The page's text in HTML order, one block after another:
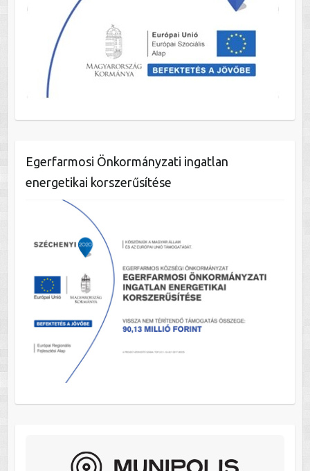
Egerfarmosi Önkormányzati ingatlan
energetikai korszerűsítése